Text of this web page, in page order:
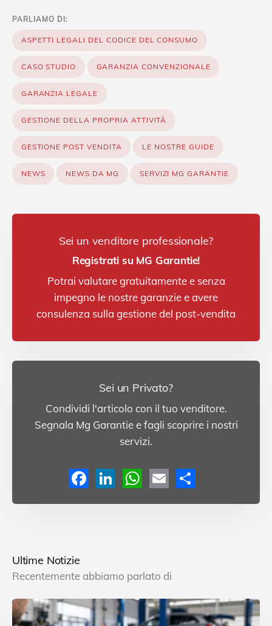
PARLIAMO DI:
ASPETTI LEGALI DEL CODICE DEL CONSUMO
CASO STUDIO GARANZIA CONVENZIONALE
GARANZIA LEGALE
GESTIONE DELLA PROPRIA ATTIVITÀ
GESTIONE POST VENDITA LE NOSTRE GUIDE
NEWS NEWS DA MG SERVIZI MG GARANTIE
Sei un venditore professionale?
Registrati su MG Garantie!
Potrai valutare gratuitamente e senza
impegno le nostre garanzie e avere
consulenza sulla gestione del post-vendita
Sei un Privato?
Condividi l'articolo con il tuo venditore.
Segnala Mg Garantie e fagli scoprire i nostri
servizi.
b
o
e
I
s
l
i
Ultime Notizie
Recentemente abbiamo parlato di